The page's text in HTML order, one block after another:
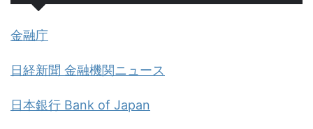
金融庁
日経新聞 金融機関ニュース
日本銀行 Bank of Japan